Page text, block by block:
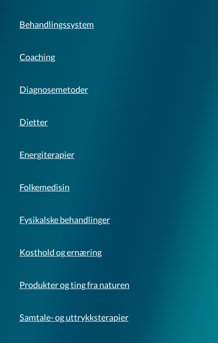
Behandlingssystem
Coaching
Diagnosemetoder
Dietter
Energiterapier
Folkemedisin
Fysikalske behandlinger
Kosthold og ernæring
Produkter og ting fra naturen
Samtale- og uttrykksterapier